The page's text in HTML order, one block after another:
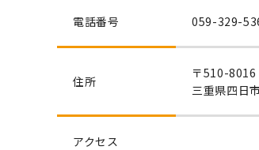
電話番号 059-329-
住所
〒510-8016
三重県四日
アクセス